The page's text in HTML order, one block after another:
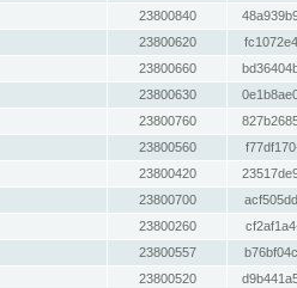
23800840
23800620
23800660
23800630
23800760
23800560
23800420
23800700
23800260
23800557
23800520